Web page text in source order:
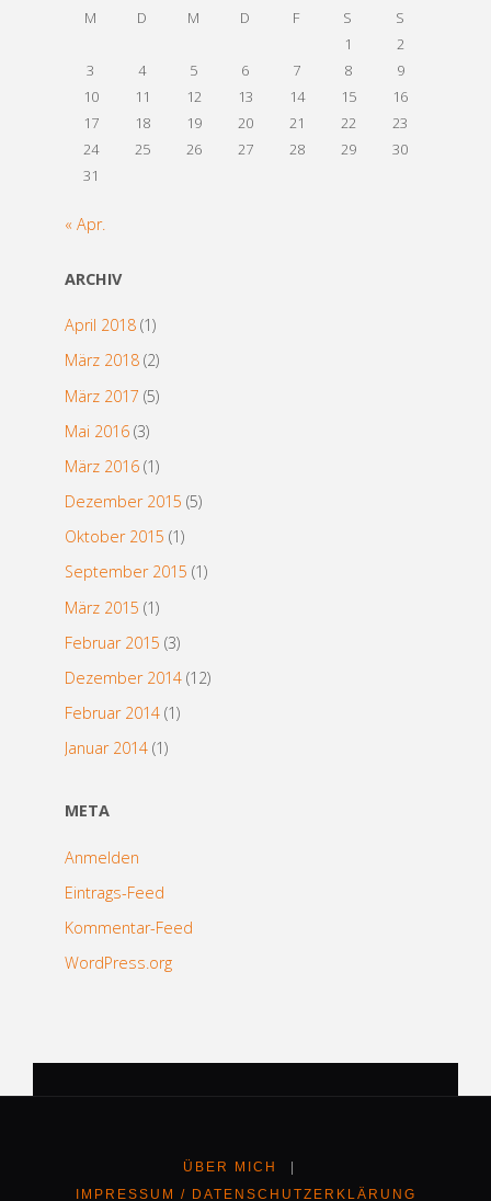
M
D M D F S
S
1
2
3
4 5 6 7 8
9
10
11 12 13 14 15
16
17
18 19 20 21 22
23
24
25 26 27 28 29
30
31
« Apr.
ARCHIV
April 2018(1)
März 2018(2)
März 2017 (5)
Mai 2016(3)
März 2016(1)
Dezember 2015 (5)
Oktober 2015 (1)
September 2015 (1)
März 2015 (1)
Februar 2015 (3)
Dezember 2014(12)
Februar 2014(1)
Januar 2014(1)
META
Anmelden
Eintrags-Feed
Kommentar-Feed
WordPress.org
ÜBER MICH
IMPRESSUM / DATENSCHUTZERKLÄRUNG